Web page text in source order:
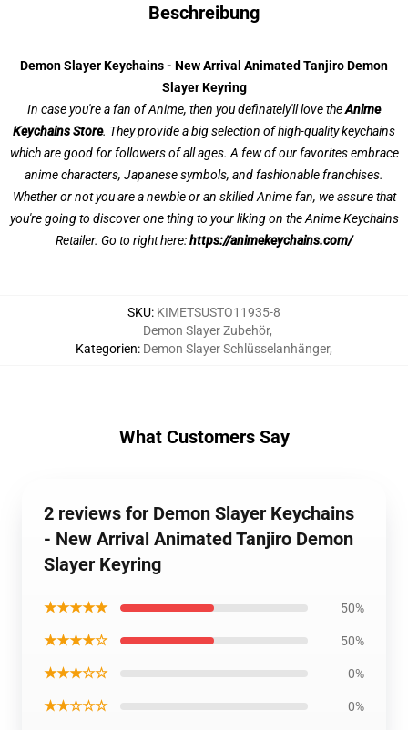
Beschreibung
Demon Slayer Keychains - New Arrival Animated Tanjiro Demon
Slayer Keyring
In case you're a fan of Anime, then you definately'll love theAnime
Keychains Store. They provide a big selection of high-quality keychains
which are good for followers of all ages. A few of our favorites embrace
anime characters, Japanese symbols, and fashionable franchises.
Whether or not you are a newbie or an skilled Anime fan, we assure that
you're going to discover one thing to your liking on the Anime Keychains
Retailer. Go to right here:https://animekeychains.com/
SKU: KIMETSUSTO11935-8
Kategorien:
Demon Slayer Zubehör,
Demon Slayer Schlüsselanhänger,
What Customers Say
2 reviews for Demon Slayer Keychains
- New Arrival Animated Tanjiro Demon
Slayer Keyring
★★★★★ 50%
★★★★☆ 50%
★★★☆☆ 0%
★★☆☆☆ 0%